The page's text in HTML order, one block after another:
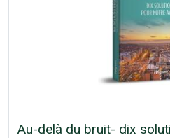
Au-delà du bruit- dix